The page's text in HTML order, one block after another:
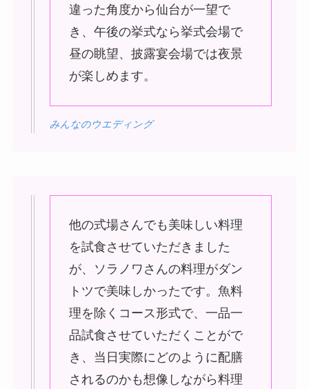
違った角度から仙台が一望で
き、午後の挙式なら挙式会場で
昼の眺望、披露宴会場では夜景
が楽しめます。
みんなのウエディング
他の式場さんでも美味しい料理
を試食させていただきました
が、ソラノワさんの料理がダン
トツで美味しかったです。魚料
理を除くコース形式で、一品一
品試食させていただくことがで
き、当日実際にどのように配膳
されるのかも想像しながら料理